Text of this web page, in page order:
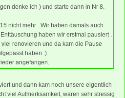
denke ich ) und starte dann in Nr 8.
nicht mehr . Wir haben damals auch
haben wir erstmal pausiert .
renovieren und da kam die Pause
haben .)
angefangen.
und dann kam noch unsere eigentlich
viel Aufmerksamkeit, waren sehr stressig